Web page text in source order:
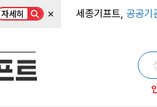
자세히 × 세종기프트, 공공기